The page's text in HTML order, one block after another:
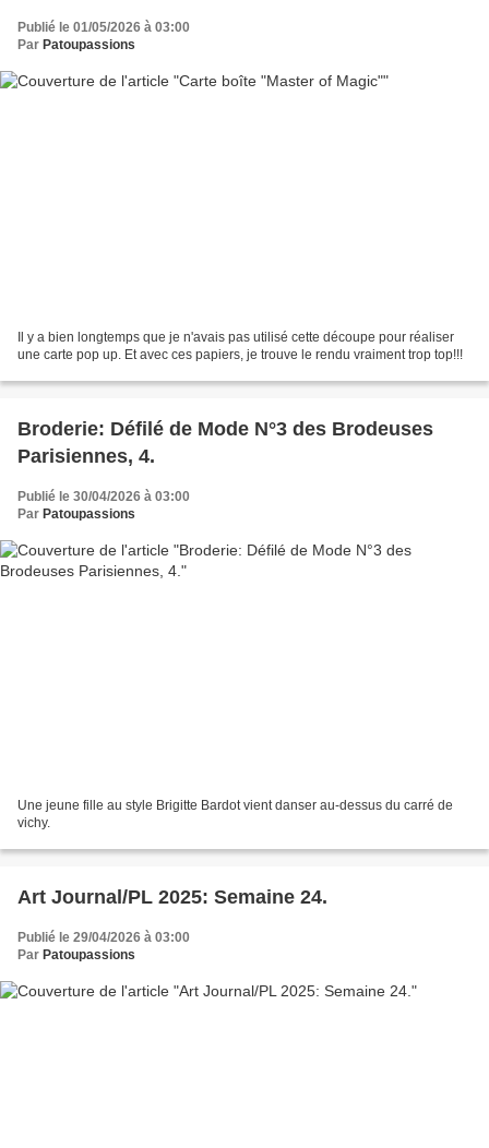
Publié le 01/05/2026 à 03:00
Par Patoupassions
Il y a bien longtemps que je n'avais pas utilisé cette découpe pour réaliser
une carte pop up. Et avec ces papiers, je trouve le rendu vraiment trop top!!!
Broderie: Défilé de Mode N°3 des Brodeuses
Parisiennes, 4.
Publié le 30/04/2026 à 03:00
Par Patoupassions
Une jeune fille au style Brigitte Bardot vient danser au-dessus du carré de
vichy.
Art Journal/PL 2025: Semaine 24.
Publié le 29/04/2026 à 03:00
Par Patoupassions